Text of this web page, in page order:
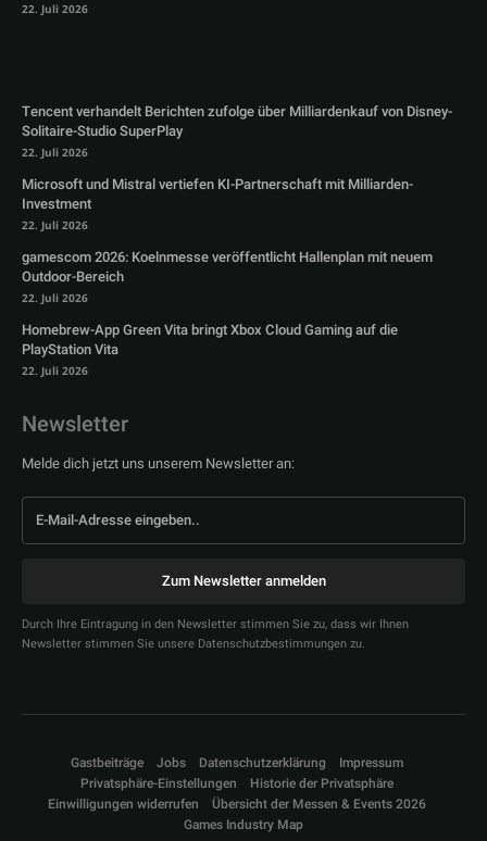
22. Juli 2026
Tencent verhandelt Berichten zufolge über Milliardenkauf von Disney-
Solitaire-Studio SuperPlay
22. Juli 2026
Microsoft und Mistral vertiefen KI-Partnerschaft mit Milliarden-
Investment
22. Juli 2026
gamescom 2026: Koelnmesse veröffentlicht Hallenplan mit neuem
Outdoor-Bereich
22. Juli 2026
Homebrew-App Green Vita bringt Xbox Cloud Gaming auf die
PlayStation Vita
22. Juli 2026
Newsletter
Melde dich jetzt uns unserem Newsletter an:
Zum Newsletter anmelden
Durch Ihre Eintragung in den Newsletter stimmen Sie zu, dass wir Ihnen
Newsletter stimmen Sie unsere Datenschutzbestimmungen zu.
Gastbeiträge Jobs Datenschutzerklärung
Impressum
Privatsphäre-Einstellungen
Historie der Privatsphäre
Einwilligungen widerrufen
Übersicht der Messen & Events 2026
Games Industry Map